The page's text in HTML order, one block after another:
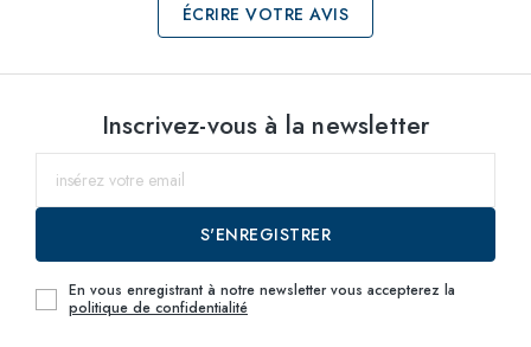
ÉCRIRE VOTRE AVIS
Sélectionnez les
jusqu'au
Inscrivez-vous à la newsletter
S'ENREGISTRER
En vous enregistrant à notre newsletter vous accepterez la
politique de confidentialité